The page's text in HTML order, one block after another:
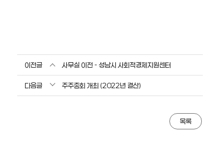
이전글 사무실 이전 - 성남시 사회적경제지원센터
다음글 주주총회 개최 (2022년 결산)
목록